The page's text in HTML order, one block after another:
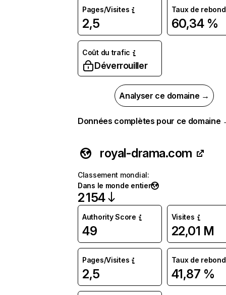
Pages/Visites
2,5
Taux de rebond
60,34 %
Coût du trafic
Déverrouiller
Analyser ce domaine →
Données complètes pour ce domaine
royal-drama.com
Classement mondial:
Dans le monde entier
2 154
Authority Score
49
Visites
22,01 M
Pages/Visites
2,5
Taux de rebond
41,87 %